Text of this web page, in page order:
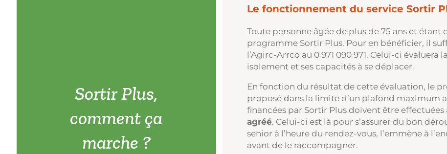
Sortir Plus,
comment ça
marche ?
Le fonctionnement du service Sortir
Toute personne âgée de plus de 75 ans et
programme Sortir Plus. Pour en bénéficier, il
l’Agirc-Arrco au 0 971 090 971. Celui-ci
isolement et ses capacités à se déplacer.
En fonction du résultat de cette évaluation, le
proposé dans la limite d’un plafond maximum
financées par Sortir Plus doivent être effectuées
agréé. Celui-ci est là pour s’assurer du bon
senior à l’heure du rendez-vous, l’emmène à
avant de le raccompagner.